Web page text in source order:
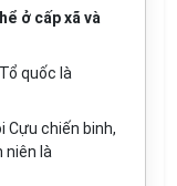
ở cấp xã và
quốc là
Cựu chiến binh,
niên là